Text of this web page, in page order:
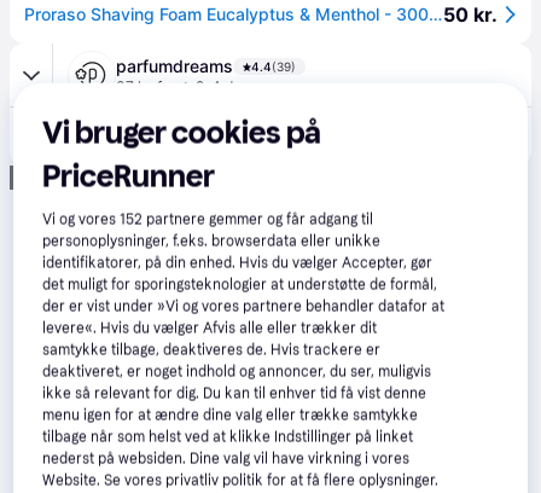
Proraso Shaving Foam Eucalyptus & Menthol - 300 ml50 kr.
parfumdreams 4.4(39)
37 kr. fragt 2-4 dage
Annonce
Vi bruger cookies på
PriceRunner
Vi og vores152 partnere gemmer og får adgang til
personoplysninger, f.eks. browserdata eller unikke
identifikatorer, på din enhed. Hvis du vælger Accepter, gør
det muligt for sporingsteknologier at understøtte de formål,
der er vist under »Vi og vores partnere behandler datafor at
levere«. Hvis du vælger Afvis alle eller trækker dit
samtykke tilbage, deaktiveres de. Hvis trackere er
deaktiveret, er noget indhold og annoncer, du ser, muligvis
ikke så relevant for dig. Du kan til enhver tid få vist denne
menu igen for at ændre dine valg eller trække samtykke
tilbage når som helst ved at klikke Indstillinger på linket
nederst på websiden. Dine valg vil have virkning i vores
Website. Se vores privatliv politik for at få flere oplysninger.